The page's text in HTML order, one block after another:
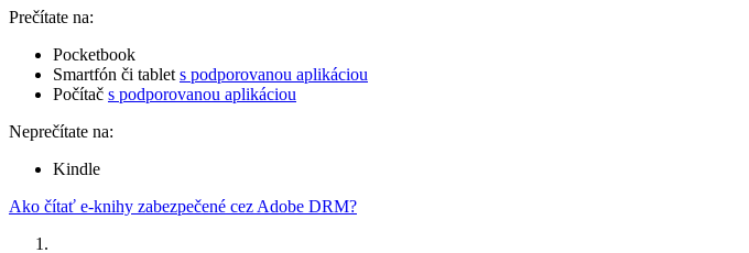
Prečítate na:
Pocketbook
Smartfón či tablet s podporovanou aplikáciou
Počítač s podporovanou aplikáciou
Neprečítate na:
Kindle
Ako čítať e-knihy zabezpečené cez Adobe DRM?